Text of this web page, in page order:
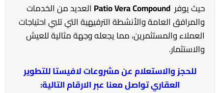
حيث يوفر
العديد من الخدمات
والمرافق العامة والأنشطة الترفيهية التي تلبي احتياجات
العملاء والمستثمرين، مما يجعله وجهة مثالية للعيش
والاستثمار.
للحجز والاستعلام عن مشروعات لافيستا للتطوير
العقاري تواصل معنا عبر الارقام التالية: